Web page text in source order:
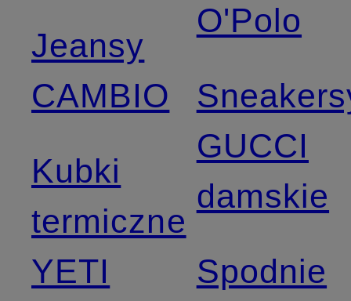
Jeansy
CAMBIO
Kubki
termiczne
YETI
O'Polo
GUCCI
damskie
Spodnie